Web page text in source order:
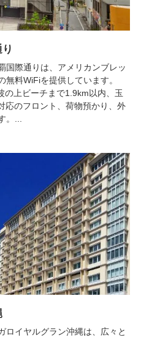
国際通りは、アメリカンブレッ
料WiFiを提供しています。
の上ビーチまで1.9km以内、玉
応のフロント、荷物預かり、外
。...
ロイヤルグラン沖縄は、広々と